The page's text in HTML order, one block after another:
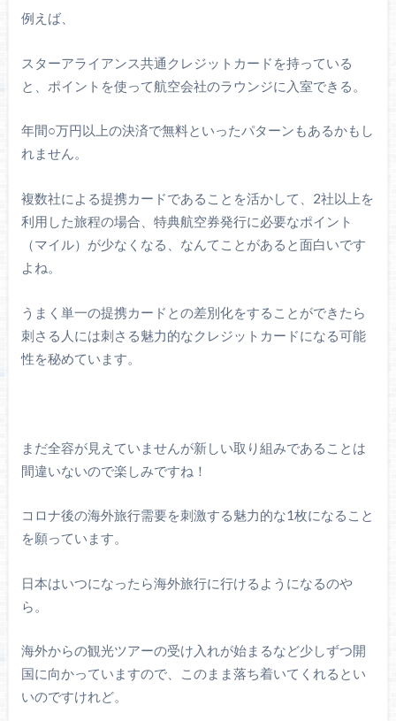
例えば、
スターアライアンス共通クレジットカードを持っている
と、ポイントを使って航空会社のラウンジに入室できる。
年間○万円以上の決済で無料といったパターンもあるかもし
れません。
複数社による提携カードであることを活かして、2社以上を
利用した旅程の場合、特典航空券発行に必要なポイント
（マイル）が少なくなる、なんてことがあると面白いです
よね。
うまく単一の提携カードとの差別化をすることができたら
刺さる人には刺さる魅力的なクレジットカードになる可能
性を秘めています。
まだ全容が見えていませんが新しい取り組みであることは
間違いないので楽しみですね！
コロナ後の海外旅行需要を刺激する魅力的な1枚になること
を願っています。
日本はいつになったら海外旅行に行けるようになるのや
ら。
海外からの観光ツアーの受け入れが始まるなど少しずつ開
国に向かっていますので、このまま落ち着いてくれるとい
いのですけれど。